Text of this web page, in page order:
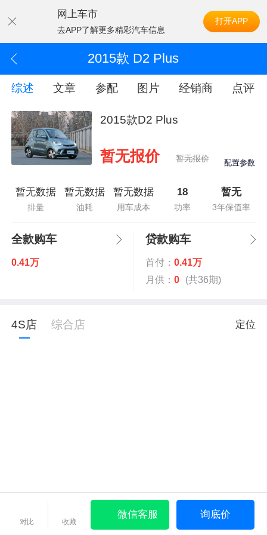
网上车市
去APP了解更多精彩汽车信息
打开APP
2015款 D2 Plus
综述 文章 参配 图片 经销商 点评
2015款D2 Plus
暂无报价 暂无报价 配置参数
暂无数据
排量
暂无数据
油耗
暂无数据
用车成本
18
功率
暂无
3年保值率
全款购车
0.41万
贷款购车
首付： 0.41万
月供： 0 (共36期)
4S店 综合店 定位
对比 收藏
微信客服 询底价